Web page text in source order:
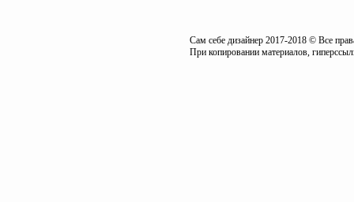
Сам себе дизайнер 2017-2018 © Все
При копировании материалов,